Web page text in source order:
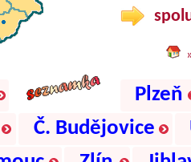
Plzeň
Č. Budějovice